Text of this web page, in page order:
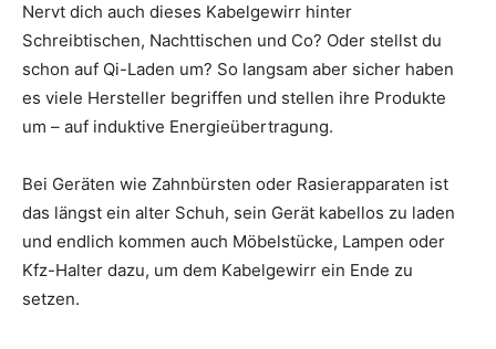
Nervt dich auch dieses Kabelgewirr hinter
Schreibtischen, Nachttischen und Co? Oder stellst du
schon auf Qi-Laden um? So langsam aber sicher haben
es viele Hersteller begriffen und stellen ihre Produkte
um – auf induktive Energieübertragung.
Bei Geräten wie Zahnbürsten oder Rasierapparaten ist
das längst ein alter Schuh, sein Gerät kabellos zu laden
und endlich kommen auch Möbelstücke, Lampen oder
Kfz-Halter dazu, um dem Kabelgewirr ein Ende zu
setzen.